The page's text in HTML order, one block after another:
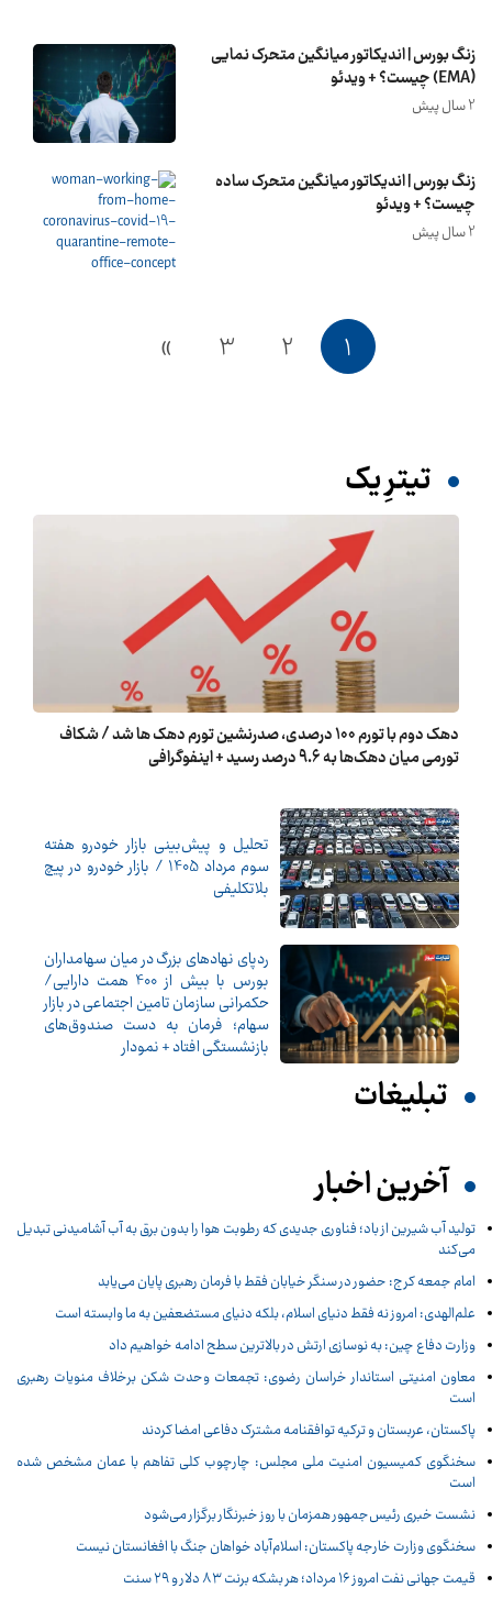
زنگ بورس | اندیکاتور میانگین متحرک نمایی
(EMA) چیست؟ + ویدئو
2 سال پیش
زنگ بورس | اندیکاتور میانگین متحرک ساده
چیست؟ + ویدئو
2 سال پیش
1
2
3
»
تیترِ یک
دهک دوم با تورم 100 درصدی، صدرنشین تورم دهک ها شد / شکاف
تورمی میان دهک‌ها به 9.6 درصد رسید + اینفوگرافی
تحلیل و پیش‌بینی بازار خودرو هفته
سوم مرداد 1405 / بازار خودرو در پیچ
بلاتکلیفی
ردپای نهادهای بزرگ در میان سهامداران
بورس با بیش از 400 همت دارایی/
حکمرانی سازمان تامین اجتماعی در بازار
سهام؛ فرمان به دست صندوق‌های
بازنشستگی افتاد + نمودار
تبلیغات
آخرین اخبار
تولید آب شیرین از باد؛ فناوری جدیدی که رطوبت هوا را بدون برق به آب آشامیدنی تبدیل
می‌کند
امام جمعه کرج: حضور در سنگر خیابان فقط با فرمان رهبری پایان می‌یابد
علم‌الهدی: امروز نه فقط دنیای اسلام، بلکه دنیای مستضعفین به ما وابسته است
وزارت دفاع چین: به نوسازی ارتش در بالاترین سطح ادامه خواهیم داد
معاون امنیتی استاندار خراسان رضوی: تجمعات وحدت شکن برخلاف منویات رهبری
است
پاکستان، عربستان و ترکیه توافقنامه مشترک دفاعی امضا کردند
سخنگوی کمیسیون امنیت ملی مجلس: چارچوب کلی تفاهم با عمان مشخص شده
است
نشست خبری رئیس‌جمهور همزمان با روز خبرنگار برگزار می‌شود
سخنگوی وزارت خارجه پاکستان: اسلام‌آباد خواهان جنگ با افغانستان نیست
قیمت جهانی نفت امروز ۱۶ مرداد؛ هر بشکه برنت ۸۳ دلار و ۲۹ سنت